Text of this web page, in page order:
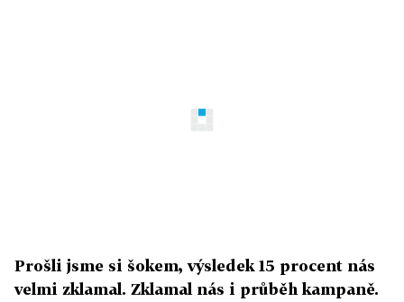
Prošli jsme si šokem, výsledek 15 procent nás
velmi zklamal. Zklamal nás i průběh kampaně.